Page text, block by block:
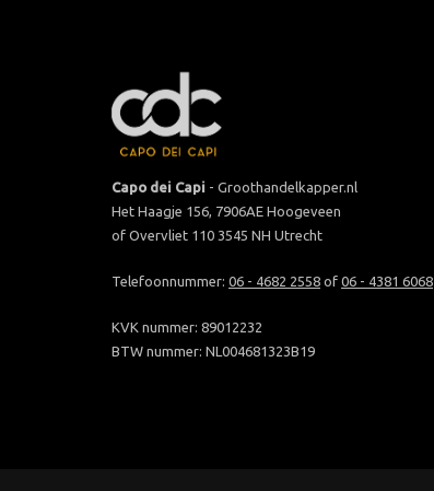
Capo dei Capi - Groothandelkapper.nl
Het Haagje 156, 7906AE Hoogeveen
of Overvliet 110 3545 NH Utrecht
Telefoonnummer: 06 - 4682 2558 of 06 - 4381 6068
KVK nummer: 89012232
BTW nummer: NL004681323B19